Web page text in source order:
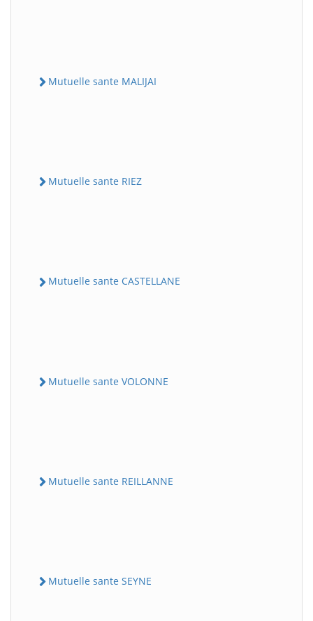
Mutuelle sante MALIJAI
Mutuelle sante RIEZ
Mutuelle sante CASTELLANE
Mutuelle sante VOLONNE
Mutuelle sante REILLANNE
Mutuelle sante SEYNE